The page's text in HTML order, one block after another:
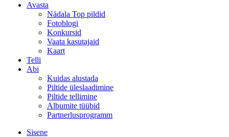
Avasta
Nädala Top pildid
Fotoblogi
Konkursid
Vaata kasutajaid
Kaart
Telli
Abi
Kuidas alustada
Piltide üleslaadimine
Piltide tellimine
Albumite tüübid
Partnerlusprogramm
Sisene